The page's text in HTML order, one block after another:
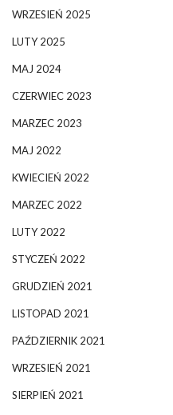
WRZESIEŃ 2025
LUTY 2025
MAJ 2024
CZERWIEC 2023
MARZEC 2023
MAJ 2022
KWIECIEŃ 2022
MARZEC 2022
LUTY 2022
STYCZEŃ 2022
GRUDZIEŃ 2021
LISTOPAD 2021
PAŹDZIERNIK 2021
WRZESIEŃ 2021
SIERPIEŃ 2021